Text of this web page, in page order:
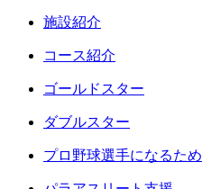
施設紹介
コース紹介
ゴールドスター
ダブルスター
プロ野球選手になるため